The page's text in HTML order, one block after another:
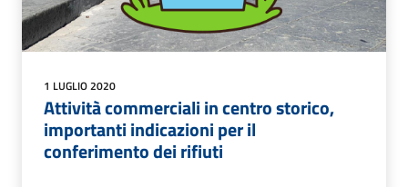
1 LUGLIO 2020
Attività commerciali in centro storico,
importanti indicazioni per il
conferimento dei rifiuti